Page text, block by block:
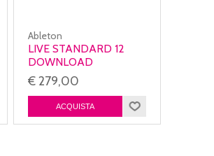
Ableton
LIVE STANDARD 12
DOWNLOAD
€ 279,00